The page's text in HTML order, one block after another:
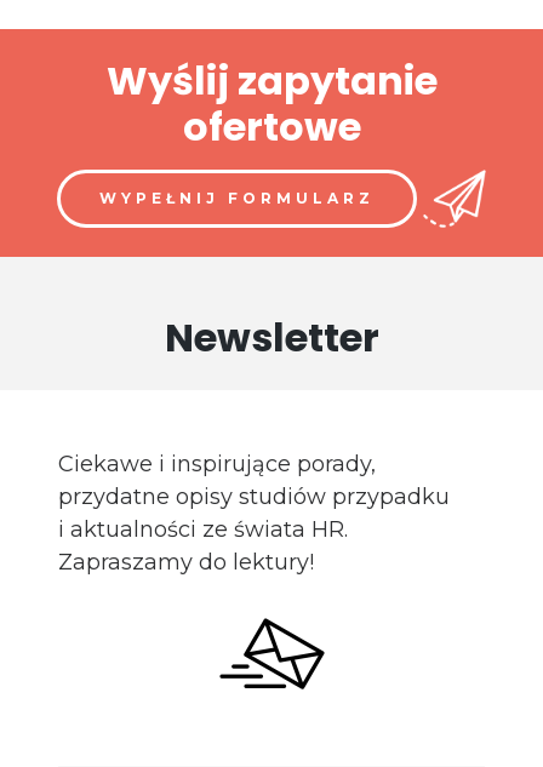
Wyślij zapytanie
ofertowe
WYPEŁNIJ FORMULARZ
Newsletter
Ciekawe i inspirujące porady,
przydatne opisy studiów przypadku
i aktualności ze świata HR.
Zapraszamy do lektury!